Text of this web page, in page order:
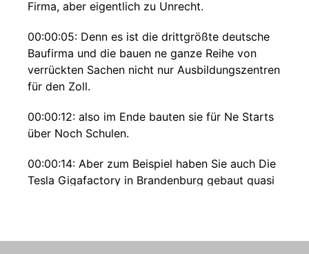
Firma, aber eigentlich zu Unrecht.
00:00:05: Denn es ist die drittgrößte deutsche
Baufirma und die bauen ne ganze Reihe von
verrückten Sachen nicht nur Ausbildungszentren
für den Zoll.
00:00:12: also im Ende bauten sie für Ne Starts
über Noch Schulen.
00:00:14: Aber zum Beispiel haben Sie auch Die
Tesla Gigafactory in Brandenburg gebaut quasi
Hendrik Goldberg gleich hier Kommt Er hat dazu